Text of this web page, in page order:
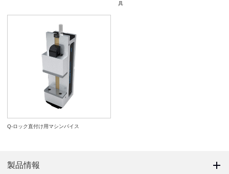
具
Q-ロック直付け用マシンバイス
製品情報